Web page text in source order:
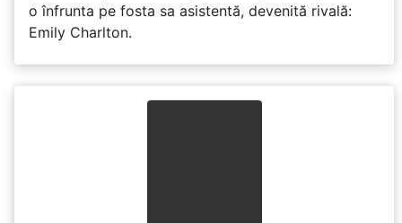
o înfrunta pe fosta sa asistentă, devenită rivală:
Emily Charlton.